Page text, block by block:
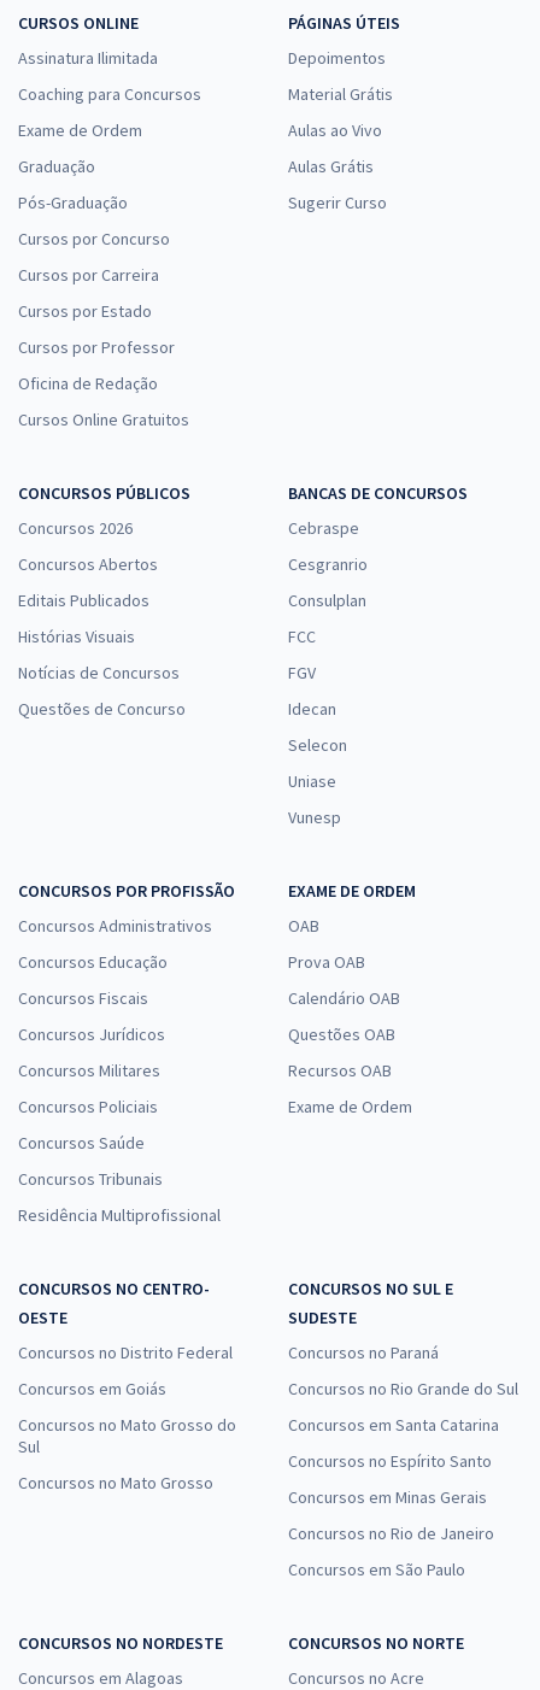
CURSOS ONLINE
Assinatura Ilimitada
Coaching para Concursos
Exame de Ordem
Graduação
Pós-Graduação
Cursos por Concurso
Cursos por Carreira
Cursos por Estado
Cursos por Professor
Oficina de Redação
Cursos Online Gratuitos
PÁGINAS ÚTEIS
Depoimentos
Material Grátis
Aulas ao Vivo
Aulas Grátis
Sugerir Curso
CONCURSOS PÚBLICOS
Concursos 2026
Concursos Abertos
Editais Publicados
Histórias Visuais
Notícias de Concursos
Questões de Concurso
BANCAS DE CONCURSOS
Cebraspe
Cesgranrio
Consulplan
FCC
FGV
Idecan
Selecon
Uniase
Vunesp
CONCURSOS POR PROFISSÃO
Concursos Administrativos
Concursos Educação
Concursos Fiscais
Concursos Jurídicos
Concursos Militares
Concursos Policiais
Concursos Saúde
Concursos Tribunais
Residência Multiprofissional
EXAME DE ORDEM
OAB
Prova OAB
Calendário OAB
Questões OAB
Recursos OAB
Exame de Ordem
CONCURSOS NO CENTRO-
OESTE
Concursos no Distrito Federal
Concursos em Goiás
Concursos no Mato Grosso do
Sul
Concursos no Mato Grosso
CONCURSOS NO SUL E
SUDESTE
Concursos no Paraná
Concursos no Rio Grande do Sul
Concursos em Santa Catarina
Concursos no Espírito Santo
Concursos em Minas Gerais
Concursos no Rio de Janeiro
Concursos em São Paulo
CONCURSOS NO NORDESTE
Concursos em Alagoas
CONCURSOS NO NORTE
Concursos no Acre